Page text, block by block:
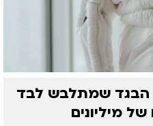
שמתלבש לבד
מיליונים